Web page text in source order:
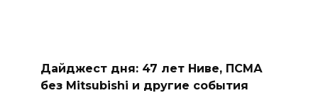
Дайджест дня: 47 лет Ниве, ПСМА
без Mitsubishi и другие события